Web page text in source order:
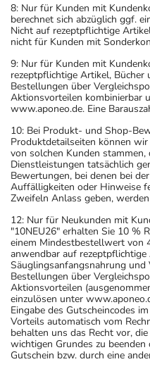
8: Nur für Kunden mit
berechnet sich abzüglich ggf.
Nicht auf rezeptpflichtige
nicht für Kunden mit
9: Nur für Kunden mit
rezeptpflichtige Artikel,
Bestellungen über
Aktionsvorteilen kombinierbar
www.aponeo.de. Eine
10: Bei Produkt- und Shop-
Produktdetailseiten können
von solchen Kunden stammen,
Dienstleistungen tatsächlich
Bewertungen, bei denen bei
Auffälligkeiten oder Hinweise
Zweifeln Anlass geben,
12: Nur für Neukunden mit
"10NEU26" erhalten Sie 10 %
einem Mindestbestellwert von
anwendbar auf rezeptpflichtige
Säuglingsanfangsnahrung
Bestellungen über
Aktionsvorteilen
einzulösen unter
Eingabe des Gutscheincodes
Vorteils automatisch vom
behalten uns das Recht vor,
wichtigen Grundes zu
Gutschein bzw. durch eine